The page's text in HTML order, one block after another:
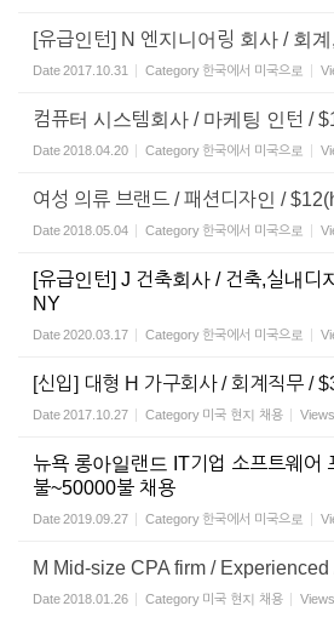
[유급인턴] N 엔지니어링 회사 / 회
Date2017.10.31 Category 한국에서 미국으로
컴퓨터 시스템회사 / 마케팅 인턴 /
Date2018.04.20 Category 한국에서 미국으로
여성 의류 브랜드 / 패션디자인 /
Date2018.05.04 Category 한국에서 미국으로
[유급인턴] J 건축회사 / 건축,실내디
NY
Date2020.03.17 Category 한국에서 미국으로
[신입] 대형 H 가구회사 / 회계직무 /
Date2017.10.27 Category 미국 현지 채용 Views
뉴욕 롱아일랜드 IT기업 소프트웨어
불~50000불 채용
Date2019.09.27 Category 한국에서 미국으로
M Mid-size CPA firm / Experienced
Date2018.01.26 Category 미국 현지 채용 Views